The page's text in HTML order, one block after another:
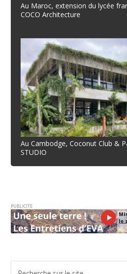
Au Maroc, extension du lycée
COCO Architecture
Au Cambodge, Coconut Club &
STUDIO
PUBLICITE